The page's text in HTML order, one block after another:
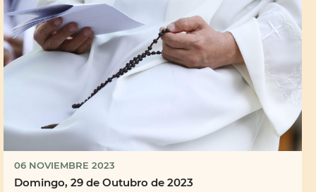
06 NOVIEMBRE 2023
Domingo, 29 de Outubro de 2023